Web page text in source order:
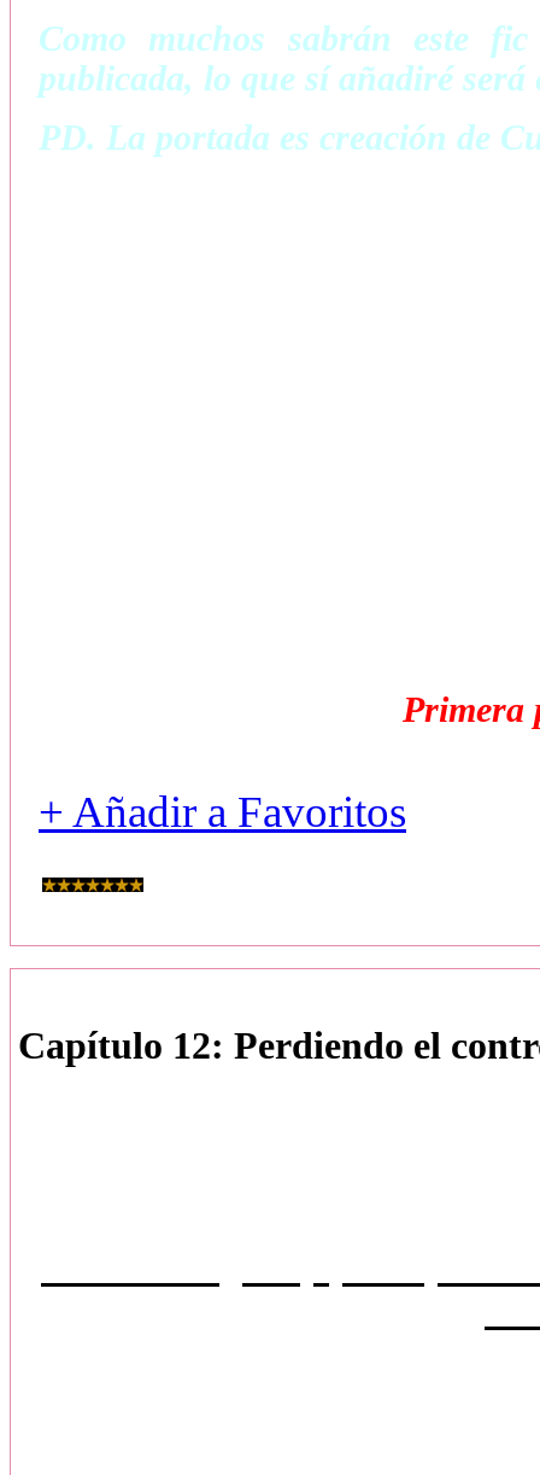
Como muchos sabrán este
publicada, lo que sí añadiré será
PD. La portada es creación de
Primera
+ Añadir a Favoritos
Capítulo 12: Perdiendo el